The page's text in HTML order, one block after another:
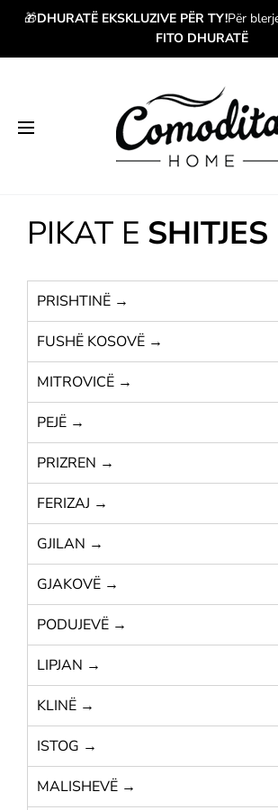
🎁DHURATË EKSKLUZIVE PËR TY!Për
FITO DHURATË
PIKAT E SHITJES
PRISHTINË →
FUSHË KOSOVË →
MITROVICË →
PEJË →
PRIZREN →
FERIZAJ →
GJILAN →
GJAKOVË →
PODUJEVË →
LIPJAN →
KLINË →
ISTOG →
MALISHEVË →